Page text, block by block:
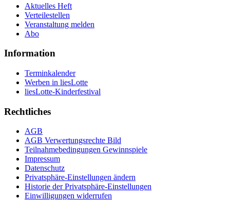
Aktuelles Heft
Verteilestellen
Veranstaltung melden
Abo
Information
Terminkalender
Werben in liesLotte
liesLotte-Kinderfestival
Rechtliches
AGB
AGB Verwertungsrechte Bild
Teilnahmebedingungen Gewinnspiele
Impressum
Datenschutz
Privatsphäre-Einstellungen ändern
Historie der Privatsphäre-Einstellungen
Einwilligungen widerrufen